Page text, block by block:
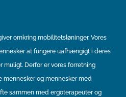
omkring mobilitetsløninger. Vores
at fungere uafhængigt i deres
Derfor er vores forretning
og mennesker med
sammen med ergoterapeuter og